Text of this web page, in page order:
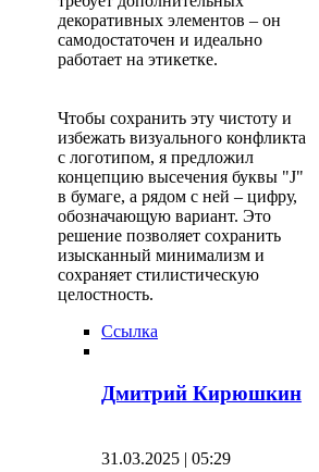
декоративных элементов – он
самодостаточен и идеально
работает на этикетке.
Чтобы сохранить эту чистоту и
избежать визуального конфликта
с логотипом, я предложил
концепцию высечения буквы "J"
в бумаге, а рядом с ней – цифру,
обозначающую вариант. Это
решение позволяет сохранить
изысканный минимализм и
сохраняет стилистическую
целостность.
Ссылка
Дмитрий Кирюшкин
31.03.2025 | 05:29